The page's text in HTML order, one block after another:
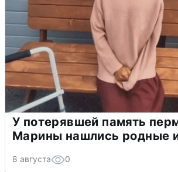
У потерявшей память
Марины нашлись родные
8 августа 0